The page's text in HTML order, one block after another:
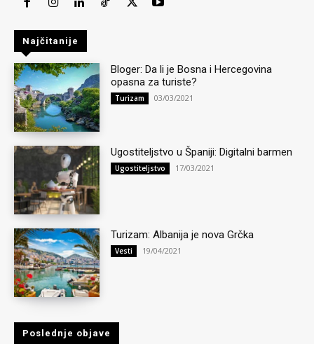
Najčitanije
Bloger: Da li je Bosna i Hercegovina
opasna za turiste?
Turizam 03/03/2021
Ugostiteljstvo u Španiji: Digitalni barmen
Ugostiteljstvo 17/03/2021
Turizam: Albanija je nova Grčka
Vesti 19/04/2021
Poslednje objave